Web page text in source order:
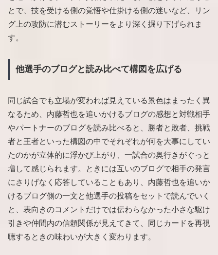
とで、技を受ける側の覚悟や仕掛ける側の迷いなど、リン
グ上の攻防に潜むストーリーをより深く掘り下げられま
す。
他選手のブログと読み比べて構図を広げる
同じ試合でも立場が変われば見えている景色はまったく異
なるため、内藤哲也を追いかけるブログの感想と対戦相手
やパートナーのブログを読み比べると、勝者と敗者、挑戦
者と王者といった構図の中でそれぞれが何を大事にしてい
たのかが立体的に浮かび上がり、一試合の奥行きがぐっと
増して感じられます。ときには互いのブログで相手の発言
にさりげなく応答していることもあり、内藤哲也を追いか
けるブログ側の一文と他選手の投稿をセットで読んでいく
と、表向きのコメントだけでは伝わらなかった小さな駆け
引きや仲間内の信頼関係が見えてきて、同じカードを再視
聴するときの味わいが大きく変わります。